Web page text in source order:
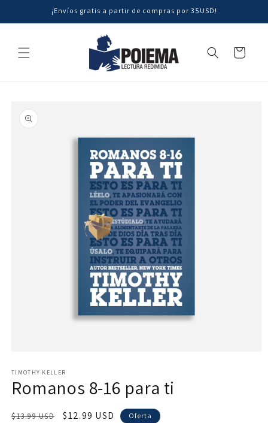
directamente
al contenido
¡Envíos gratis a partir de compras por 35USD!
Carrito
a la
información
multimedia
1
en
modal
TIMOTHY KELLER
Romanos 8-16 para ti
Precio
$13.99 USD
Precio
$12.99 USD Oferta